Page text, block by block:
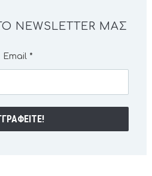
NEWSLETTER ΜΑΣ
Email *